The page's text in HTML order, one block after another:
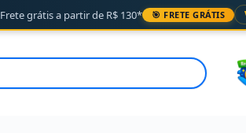
Frete grátis a partir de R$ 130* 🎯 FRETE GRÁTIS